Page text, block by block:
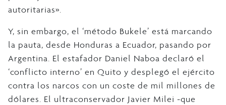
autoritarias».
Y, sin embargo, el ‘método Bukele’ está marcando
la pauta, desde Honduras a Ecuador, pasando por
Argentina. El estafador Daniel Naboa declaró el
‘conflicto interno’ en Quito y desplegó el ejército
contra los narcos con un coste de mil millones de
dólares. El ultraconservador Javier Milei -que